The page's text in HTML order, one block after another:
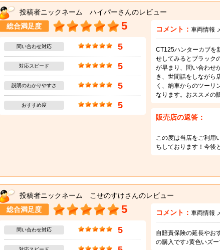
投稿者ニックネーム ハイパーさんのレビュー
総合満足度 5
問い合わせ対応 5
対応スピード 5
説明のわかりやすさ 5
おすすめ度 5
コメント： 車両情報
CT125ハンターカブを
せしてみるとブラック
が早まり、問い合わせ
き、世間話をしながら
く、納車からのツーリ
なります。おススメの
販売店の返答：
この度は当店をご利用
ちしております！今後
投稿者ニックネーム こせのすけさんのレビュー
総合満足度 5
問い合わせ対応 5
コメント： 車両情報
自賠責保険の延長やお
の購入です♪黄色いズ